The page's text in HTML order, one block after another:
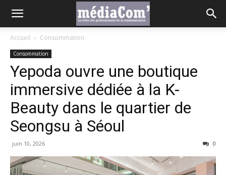
Accueil Consommation
Consommation
Yepoda ouvre une boutique
immersive dédiée à la K-
Beauty dans le quartier de
Seongsu à Séoul
juin 10, 2026 0